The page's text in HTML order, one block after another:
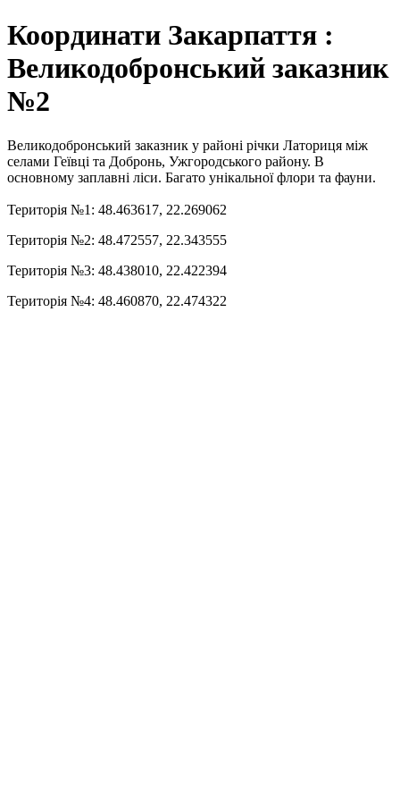
Координати Закарпаття :
Великодобронський заказник
№2
Великодобронський заказник у районі річки Латориця між
селами Геївці та Добронь, Ужгородського району. В
основному заплавні ліси. Багато унікальної флори та фауни.
Територія №1: 48.463617, 22.269062
Територія №2: 48.472557, 22.343555
Територія №3: 48.438010, 22.422394
Територія №4: 48.460870, 22.474322